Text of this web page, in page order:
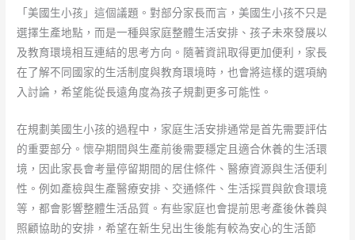
「美國生小孩」這個議題。對部分家長而言，美國生小孩不只是
選擇生產地點，而是一種與家庭整體生活安排、孩子未來發展以
及教育環境相互連結的思考方向。隨著資訊取得更加便利，家長
在了解不同國家的生活制度與教育環境時，也會將這樣的選項納
入討論，希望能從長遠角度為孩子規劃更多可能性。
在規劃美國生小孩的過程中，家庭生活安排通常是首先需要評估
的重要部分。懷孕期間與生產前後需要穩定且適合休養的生活環
境，因此家長會考量停留期間的居住條件、醫療資源與生活便利
性。例如產檢與生產醫療安排、交通條件、生活採買與飲食環境
等，都會影響整體生活品質。有些家庭也會提前思考產後休養與
照顧協助的安排，希望在新生兒出生後能有較為安心的生活節